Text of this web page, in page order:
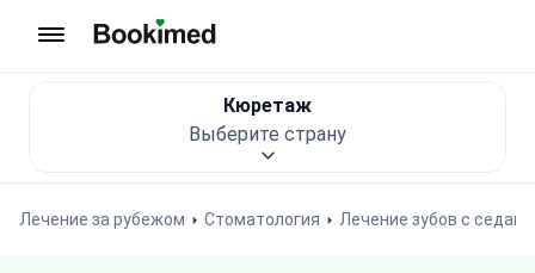
Лечение за рубежом Стоматология Лечение зубов с
Кюретаж
Выберите страну